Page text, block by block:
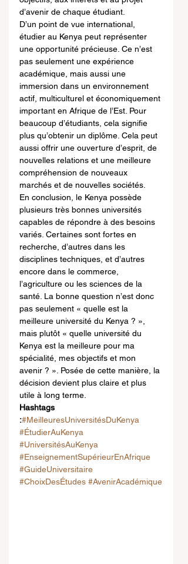
d’avenir de chaque étudiant.
D’un point de vue international,
étudier au Kenya peut représenter
une opportunité précieuse. Ce n’est
pas seulement une expérience
académique, mais aussi une
immersion dans un environnement
actif, multiculturel et économiquement
important en Afrique de l’Est. Pour
beaucoup d’étudiants, cela signifie
plus qu’obtenir un diplôme. Cela peut
aussi offrir une ouverture d’esprit, de
nouvelles relations et une meilleure
compréhension de nouveaux
marchés et de nouvelles sociétés.
En conclusion, le Kenya possède
plusieurs très bonnes universités
capables de répondre à des besoins
variés. Certaines sont fortes en
recherche, d’autres dans les
disciplines techniques, et d’autres
encore dans le commerce,
l’agriculture ou les sciences de la
santé. La bonne question n’est donc
pas seulement « quelle est la
meilleure université du Kenya ? »,
mais plutôt « quelle université du
Kenya est la meilleure pour ma
spécialité, mes objectifs et mon
avenir ? ». Posée de cette manière, la
décision devient plus claire et plus
utile à long terme.
Hashtags
:#MeilleuresUniversitésDuKenya
#ÉtudierAuKenya
#UniversitésAuKenya
#EnseignementSupérieurEnAfrique
#GuideUniversitaire
#ChoixDesÉtudes #AvenirAcadémique